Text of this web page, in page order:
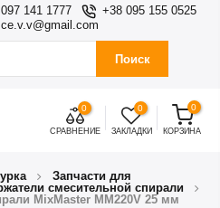
141 1777
+38 095 155 0525
Поиск
0
СРАВНЕНИЕ
0
ЗАКЛАДКИ
0
КОРЗИНА
Запчасти для
смесительной спирали
MixMaster MM220V 25 мм